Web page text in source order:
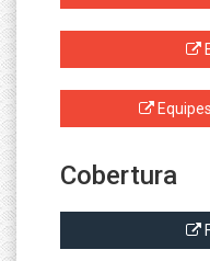
Cobertura